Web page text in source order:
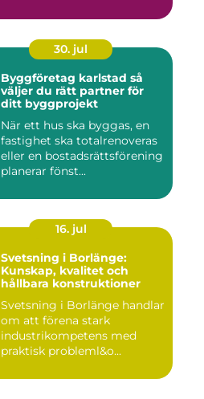
30. jul
Byggföretag karlstad så
väljer du rätt partner för
ditt byggprojekt
När ett hus ska byggas, en
fastighet ska totalrenoveras
eller en bostadsrättsförening
planerar fönst...
16. jul
Svetsning i Borlänge:
Kunskap, kvalitet och
hållbara konstruktioner
Svetsning i Borlänge handlar
om att förena stark
industrikompetens med
praktisk probleml&o...